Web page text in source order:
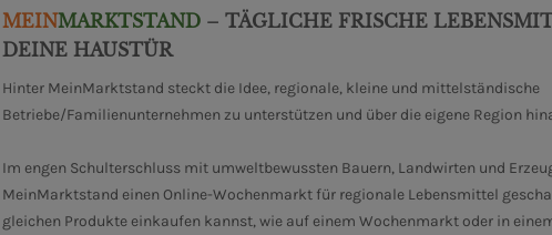
MEINMARKTSTAND – TÄGLICHE FRISCHE
DEINE HAUSTÜR
Hinter MeinMarktstand steckt die Idee, regionale, kleine und mittelständische
Betriebe/Familienunternehmen zu unterstützen und über die eigene Region
Im engen Schulterschluss mit umweltbewussten Bauern, Landwirten und
MeinMarktstand einen Online-Wochenmarkt für regionale Lebensmittel
gleichen Produkte einkaufen kannst, wie auf einem Wochenmarkt oder in